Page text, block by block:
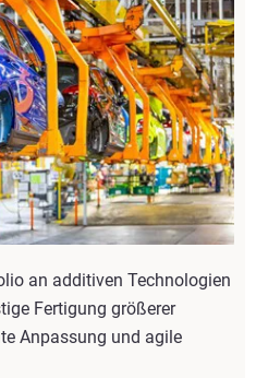
an additiven Technologien
Fertigung größerer
Anpassung und agile